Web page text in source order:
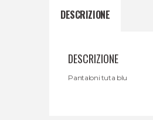
DESCRIZIONE
DESCRIZIONE
Pantaloni tuta blu